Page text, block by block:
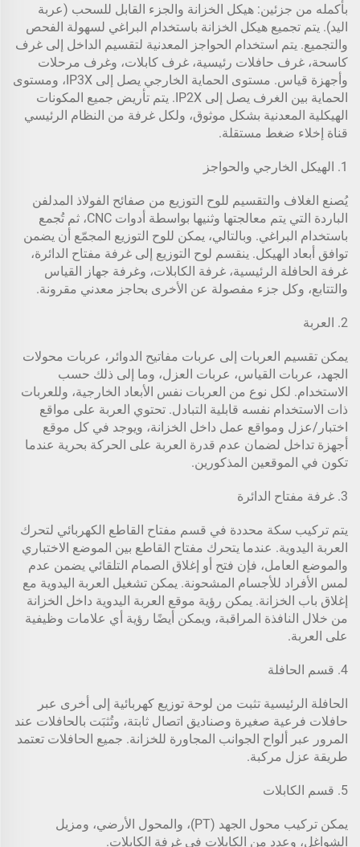
بأكمله من جزئين: هيكل الخزانة والجزء القابل للسحب (عربة
اليد). يتم تجميع هيكل الخزانة باستخدام البراغي لسهولة الفحص
والتجميع. يتم استخدام الحواجز المعدنية لتقسيم الداخل إلى غرف
كاسحة، غرف حافلات رئيسية، غرف كابلات، وغرف مرحلات
وأجهزة قياس. مستوى الحماية الخارجي يصل إلى IP3X، ومستوى
الحماية بين الغرف يصل إلى IP2X. يتم تأريض جميع المكونات
الهيكلية المعدنية بشكل موثوق، ولكل غرفة من النظام الرئيسي
قناة إخلاء ضغط مستقلة.
1. الهيكل الخارجي والحواجز
يُصنع الغلاف والتقسيم للوح التوزيع من صفائح الفولاذ المدلفن
الباردة التي يتم معالجتها وثنيها بواسطة أدوات CNC، ثم تُجمع
باستخدام البراغي. وبالتالي، يمكن للوح التوزيع المجمّع أن يضمن
توافق أبعاد الهيكل. ينقسم لوح التوزيع إلى غرفة مفتاح الدائرة،
غرفة الحافلة الرئيسية، غرفة الكابلات، وغرفة جهاز القياس
والتتابع، وكل جزء مفصولة عن الأخرى بحاجز معدني مقرونة.
2. العربة
يمكن تقسيم العربات إلى عربات مفاتيح الدوائر، عربات محولات
الجهد، عربات القياس، عربات العزل، وما إلى ذلك حسب
الاستخدام. لكل نوع من العربات نفس الأبعاد الخارجية، وللعربات
ذات الاستخدام نفسه قابلية التبادل. تحتوي العربة على مواقع
اختبار/عزل ومواقع عمل داخل الخزانة، ويوجد في كل موقع
أجهزة تداخل لضمان عدم قدرة العربة على الحركة بحرية عندما
تكون في الموقعين المذكورين.
3. غرفة مفتاح الدائرة
يتم تركيب سكة محددة في قسم مفتاح القاطع الكهربائي لتحرك
العربة اليدوية. عندما يتحرك مفتاح القاطع بين الموضع الاختباري
والموضع العامل، فإن فتح أو إغلاق الصمام التلقائي يضمن عدم
لمس الأفراد للأجسام المشحونة. يمكن تشغيل العربة اليدوية مع
إغلاق باب الخزانة. يمكن رؤية موقع العربة اليدوية داخل الخزانة
من خلال النافذة المراقبة، ويمكن أيضًا رؤية أي علامات وظيفية
على العربة.
4. قسم الحافلة
الحافلة الرئيسية تثبت من لوحة توزيع كهربائية إلى أخرى عبر
حافلات فرعية صغيرة وصناديق اتصال ثابتة، وتُثبَت بالحافلات عند
المرور عبر ألواح الجوانب المجاورة للخزانة. جميع الحافلات تعتمد
طريقة عزل مركبة.
5. قسم الكابلات
يمكن تركيب محول الجهد (PT)، والمحول الأرضي، ومزيل
الشواغل، وعدد من الكابلات في غرفة الكابلات.